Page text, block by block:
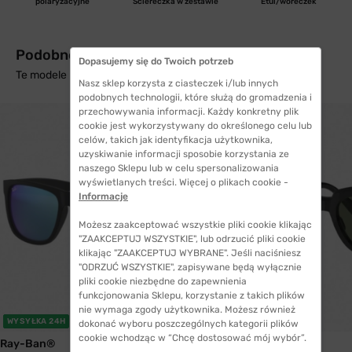
Podobne produkty z wysyłką w 24h
Te modele mogą Cię zainteresować
WYSYŁKA 24H
Ray-Ban® Ray-Ban®
Dopasujemy się do Twoich potrzeb
Nasz sklep korzysta z ciasteczek i/lub innych
podobnych technologii, które służą do gromadzenia i
przechowywania informacji. Każdy konkretny plik
cookie jest wykorzystywany do określonego celu lub
celów, takich jak identyfikacja użytkownika,
uzyskiwanie informacji sposobie korzystania ze
naszego Sklepu lub w celu spersonalizowania
wyświetlanych treści. Więcej o plikach cookie -
Informacje
Możesz zaakceptować wszystkie pliki cookie klikając
"ZAAKCEPTUJ WSZYSTKIE", lub odrzucić pliki cookie
klikając "ZAAKCEPTUJ WYBRANE". Jeśli naciśniesz
"ODRZUĆ WSZYSTKIE", zapisywane będą wyłącznie
pliki cookie niezbędne do zapewnienia
funkcjonowania Sklepu, korzystanie z takich plików
nie wymaga zgody użytkownika. Możesz również
dokonać wyboru poszczególnych kategorii plików
cookie wchodząc w “Chcę dostosować mój wybór”.